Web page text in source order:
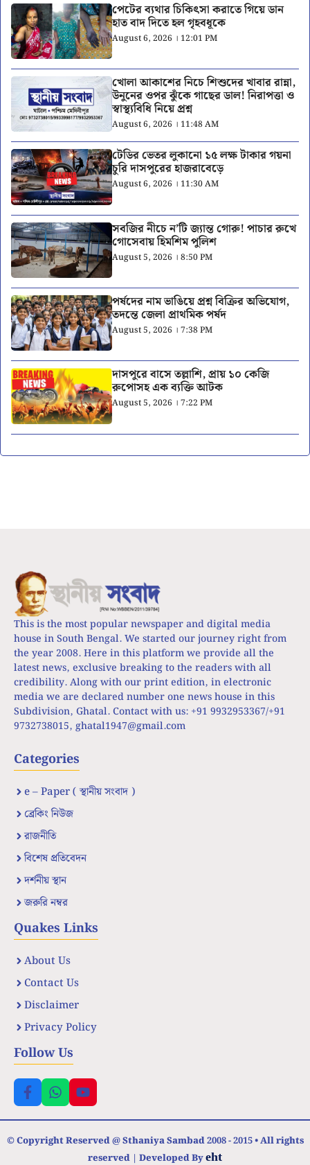
পেটের ব্যথার চিকিৎসা করাতে গিয়ে ডান
হাত বাদ দিতে হল গৃহবধূকে
August 6, 2026 । 12:01 PM
খোলা আকাশের নিচে শিশুদের খাবার রান্না,
উনুনের ওপর ঝুঁকে গাছের ডাল! নিরাপত্তা ও
স্বাস্থ্যবিধি নিয়ে প্রশ্ন
August 6, 2026 । 11:48 AM
টেডির ভেতর লুকানো ১৫ লক্ষ টাকার গয়না
চুরি দাসপুরের হাজরাবেড়ে
August 6, 2026 । 11:30 AM
সবজির নীচে ন’টি জ্যান্ত গোরু! পাচার রুখে
গোসেবায় হিমশিম পুলিশ
August 5, 2026 । 8:50 PM
পর্ষদের নাম ভাঙিয়ে প্রশ্ন বিক্রির অভিযোগ,
তদন্তে জেলা প্রাথমিক পর্ষদ
August 5, 2026 । 7:38 PM
দাসপুরে বাসে তল্লাশি, প্রায় ১০ কেজি
রুপোসহ এক ব্যক্তি আটক
August 5, 2026 । 7:22 PM
This is the most popular newspaper and digital media
house in South Bengal. We started our journey right from
the year 2008. Here in this platform we provide all the
latest news, exclusive breaking to the readers with all
credibility. Along with our print edition, in electronic
media we are declared number one news house in this
Subdivision, Ghatal. Contact with us: +91 9932953367/+91
9732738015, ghatal1947@gmail.com
Categories
e – Paper ( স্থানীয় সংবাদ )
ব্রেকিং নিউজ
রাজনীতি
বিশেষ প্রতিবেদন
দর্শনীয় স্থান
জরুরি নম্বর
Quakes Links
About Us
Contact Us
Disclaimer
Privacy Policy
Follow Us
© Copyright Reserved @ Sthaniya Sambad 2008 - 2015 • All rights
reserved | Developed Byeht